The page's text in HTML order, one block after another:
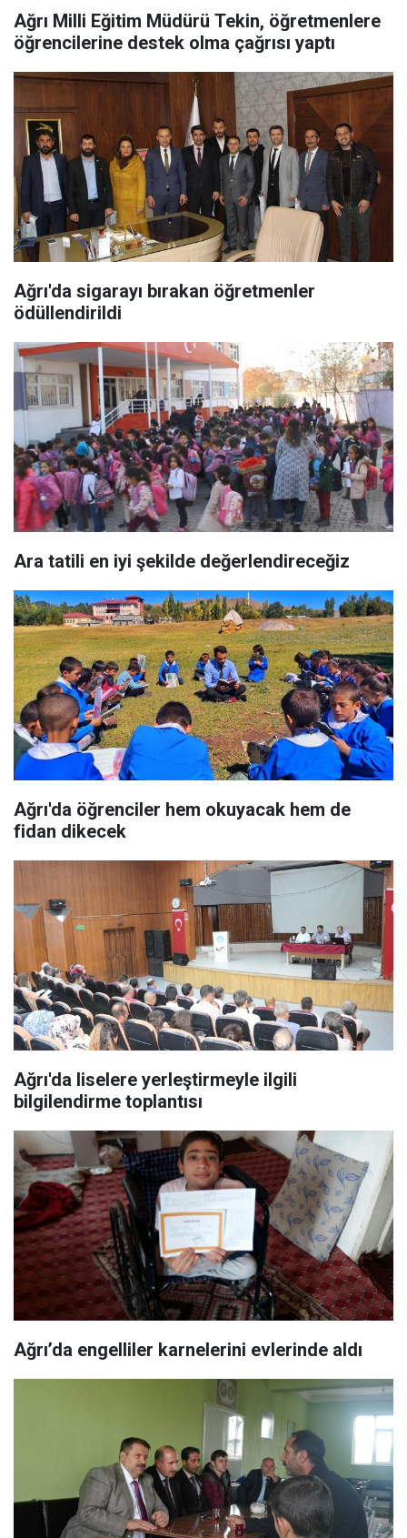
Ağrı Milli Eğitim Müdürü Tekin, öğretmenlere
öğrencilerine destek olma çağrısı yaptı
Ağrı'da sigarayı bırakan öğretmenler
ödüllendirildi
Ara tatili en iyi şekilde değerlendireceğiz
Ağrı'da öğrenciler hem okuyacak hem de
fidan dikecek
Ağrı'da liselere yerleştirmeyle ilgili
bilgilendirme toplantısı
Ağrı’da engelliler karnelerini evlerinde aldı